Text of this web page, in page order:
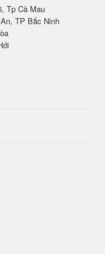
Tp Cà Mau
TP Bắc Ninh